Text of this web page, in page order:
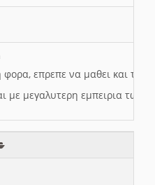
επρεπε να μαθει και το
με μεγαλυτερη εμπειρια